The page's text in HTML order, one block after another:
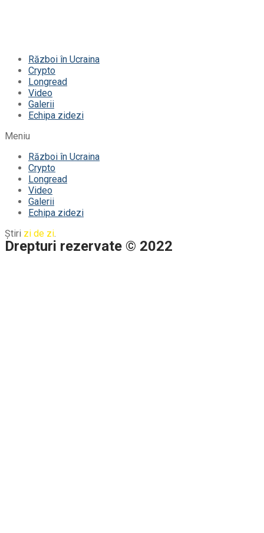
Război în Ucraina
Crypto
Longread
Video
Galerii
Echipa zidezi
Meniu
Război în Ucraina
Crypto
Longread
Video
Galerii
Echipa zidezi
Știri zi de zi.
Drepturi rezervate © 2022